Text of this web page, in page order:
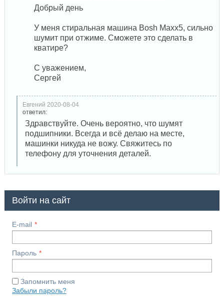
Добрый день
У меня стиральная машина Bosh Maxx5, сильно
шумит при отжиме. Сможете это сделать в
кватире?
С уважением,
Сергей
Евгений 2020-08-04
ответил:
Здравствуйте. Очень вероятно, что шумят
подшипники. Всегда и всё делаю на месте,
машинки никуда не вожу. Свяжитесь по
телефону для уточнения деталей.
Войти на сайт
E-mail
Пароль
Запомнить меня
Забыли пароль?